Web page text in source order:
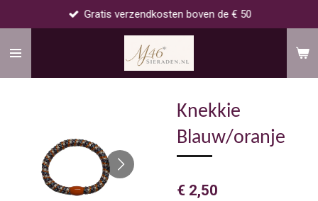
naar
Gratis verzendkosten boven de € 50
Knekkie
Blauw/oranje
€ 2,50